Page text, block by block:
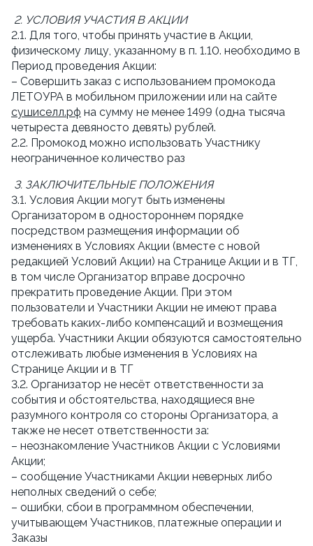
2. УСЛОВИЯ УЧАСТИЯ В АКЦИИ
2.1. Для того, чтобы принять участие в Акции,
физическому лицу, указанному в п. 1.10. необходимо в
Период проведения Акции:
– Совершить заказ с использованием промокода
сушиселл.рф на сумму не менее 1499 (одна тысяча
четыреста девяносто девять) рублей.
2.2. Промокод можно использовать Участнику
неограниченное количество раз
3. ЗАКЛЮЧИТЕЛЬНЫЕ ПОЛОЖЕНИЯ
3.1. Условия Акции могут быть изменены
Организатором в одностороннем порядке
посредством размещения информации об
изменениях в Условиях Акции (вместе с новой
редакцией Условий Акции) на Странице Акции и в ТГ,
в том числе Организатор вправе досрочно
прекратить проведение Акции. При этом
пользователи и Участники Акции не имеют права
требовать каких-либо компенсаций и возмещения
ущерба. Участники Акции обязуются самостоятельно
отслеживать любые изменения в Условиях на
Странице Акции и в ТГ
3.2. Организатор не несёт ответственности за
события и обстоятельства, находящиеся вне
разумного контроля со стороны Организатора, а
также не несет ответственности за:
– неознакомление Участников Акции с Условиями
Акции;
– сообщение Участниками Акции неверных либо
неполных сведений о себе;
– ошибки, сбои в программном обеспечении,
учитывающем Участников, платежные операции и
Заказы